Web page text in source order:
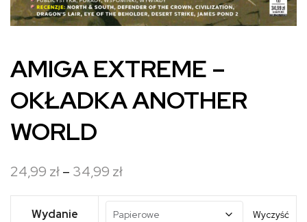
AMIGA EXTREME –
OKŁADKA ANOTHER
WORLD
24,99 zł– 34,99 złZakres
cen:
od
Wydanie Wyczyść